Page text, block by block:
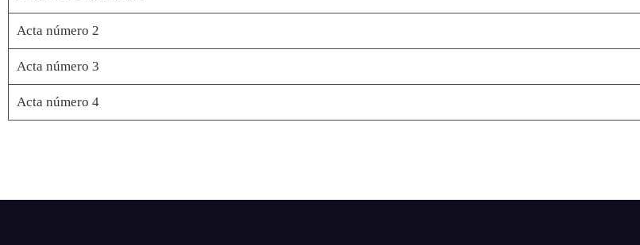
Acta número 2
Acta número 3
Acta número 4